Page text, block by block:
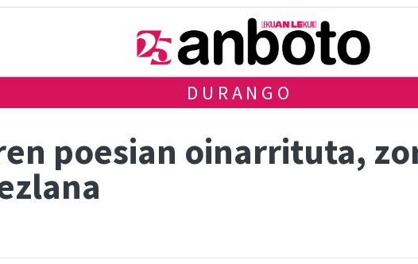
DURANGO
poesian oinarrituta,